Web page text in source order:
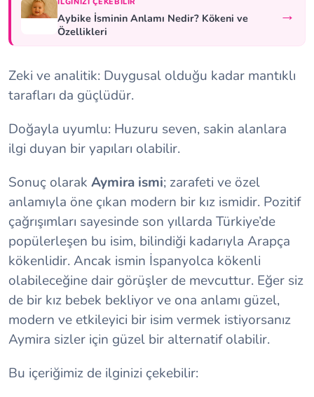
Aybike İsminin Anlamı Nedir? Kökeni ve
Özellikleri
→
Zeki ve analitik: Duygusal olduğu kadar mantıklı
tarafları da güçlüdür.
Doğayla uyumlu: Huzuru seven, sakin alanlara
ilgi duyan bir yapıları olabilir.
Sonuç olarak Aymira ismi; zarafeti ve özel
anlamıyla öne çıkan modern bir kız ismidir. Pozitif
çağrışımları sayesinde son yıllarda Türkiye’de
popülerleşen bu isim, bilindiği kadarıyla Arapça
kökenlidir. Ancak ismin İspanyolca kökenli
olabileceğine dair görüşler de mevcuttur. Eğer siz
de bir kız bebek bekliyor ve ona anlamı güzel,
modern ve etkileyici bir isim vermek istiyorsanız
Aymira sizler için güzel bir alternatif olabilir.
Bu içeriğimiz de ilginizi çekebilir: